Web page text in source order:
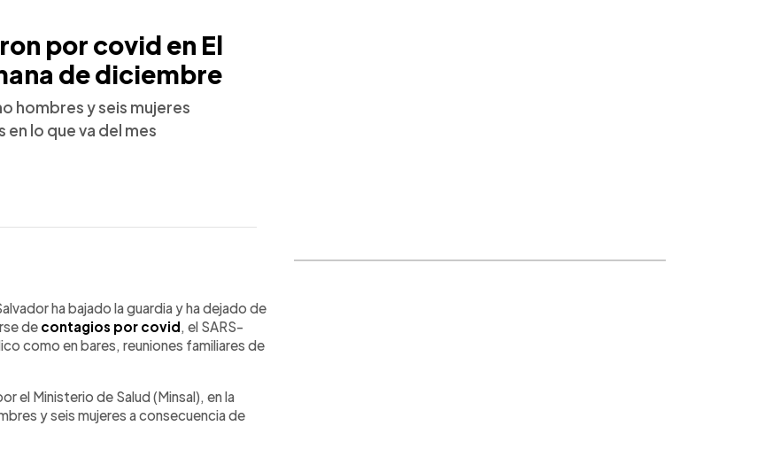
por covid en El
de diciembre
hombres y seis mujeres
lo que va del mes
ha bajado la guardia y ha dejado de
de contagios por covid, el SARS-
como en bares, reuniones familiares de
el Ministerio de Salud (Minsal), en la
y seis mujeres a consecuencia de